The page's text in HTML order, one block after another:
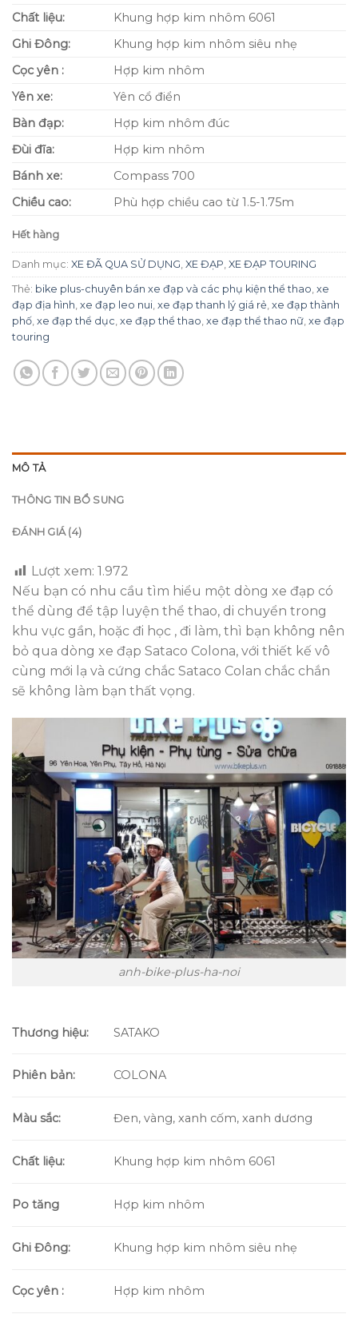
Chất liệu:
Khung hợp kim nhôm 6061
Ghi Đông:
Khung hợp kim nhôm siêu nhẹ
Cọc yên :
Hợp kim nhôm
Yên xe:
Yên cổ điển
Bàn đạp:
Hợp kim nhôm đúc
Đùi đĩa:
Hợp kim nhôm
Bánh xe:
Compass 700
Chiều cao:
Phù hợp chiều cao từ 1.5-1.75m
Hết hàng
Danh mục: XE ĐÃ QUA SỬ DỤNG XE ĐẠP XE ĐẠP TOURING
Thẻ: bike plus-chuyên bán xe đạp và các phụ kiện thể thao xe
đạp địa hình xe đạp leo nui xe đạp thanh lý giá rẻ xe đạp thành
phố xe đạp thể dục xe đạp thể thao xe đạp thể thao nữ xe đạp
touring
MÔ TẢ
THÔNG TIN BỔ SUNG
ĐÁNH GIÁ (4)
Lượt xem: 1.972
Nếu bạn có nhu cầu tìm hiểu một dòng xe đạp có
thể dùng để tập luyện thể thao, di chuyển trong
khu vực gần, hoặc đi học , đi làm, thì bạn không nên
bỏ qua dòng xe đạp Sataco Colona, với thiết kế vô
cùng mới lạ và cứng chắc Sataco Colan chắc chắn
sẽ không làm bạn thất vọng.
anh-bike-plus-ha-noi
Thương hiệu: SATAKO
Phiên bản: COLONA
Màu sắc: Đen, vàng, xanh cốm, xanh dương
Chất liệu: Khung hợp kim nhôm 6061
Po tăng Hợp kim nhôm
Ghi Đông: Khung hợp kim nhôm siêu nhẹ
Cọc yên : Hợp kim nhôm